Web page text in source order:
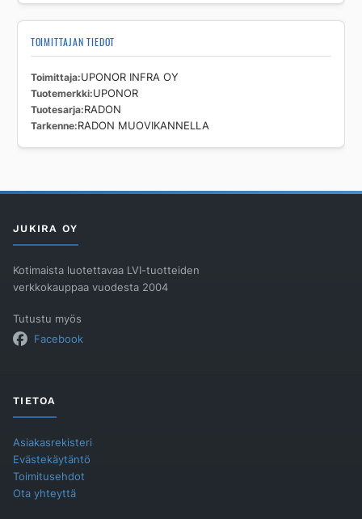
TOIMITTAJAN TIEDOT
Toimittaja UPONOR INFRA OY
Tuotemerkki UPONOR
Tuotesarja RADON
Tarkenne RADON MUOVIKANNELLA
JUKIRA OY
Kotimaista luotettavaa LVI-tuotteiden
verkkokauppaa vuodesta 2004
Tutustu myös
Facebook
TIETOA
Asiakasrekisteri
Evästekäytäntö
Toimitusehdot
Ota yhteyttä